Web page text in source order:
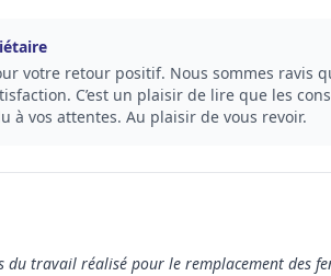
votre retour positif. Nous sommes ravis
C’est un plaisir de lire que les
à vos attentes. Au plaisir de vous revoir.
du travail réalisé pour le remplacement des